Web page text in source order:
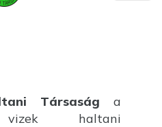
Társaság a
vizek haltani